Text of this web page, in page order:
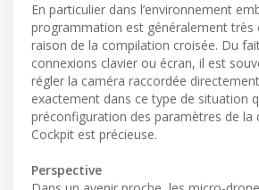
En particulier dans l’environnement
programmation est généralement très
raison de la compilation croisée. Du
connexions clavier ou écran, il est
régler la caméra raccordée directement
exactement dans ce type de situation
préconfiguration des paramètres de la
Cockpit est précieuse.
Perspective